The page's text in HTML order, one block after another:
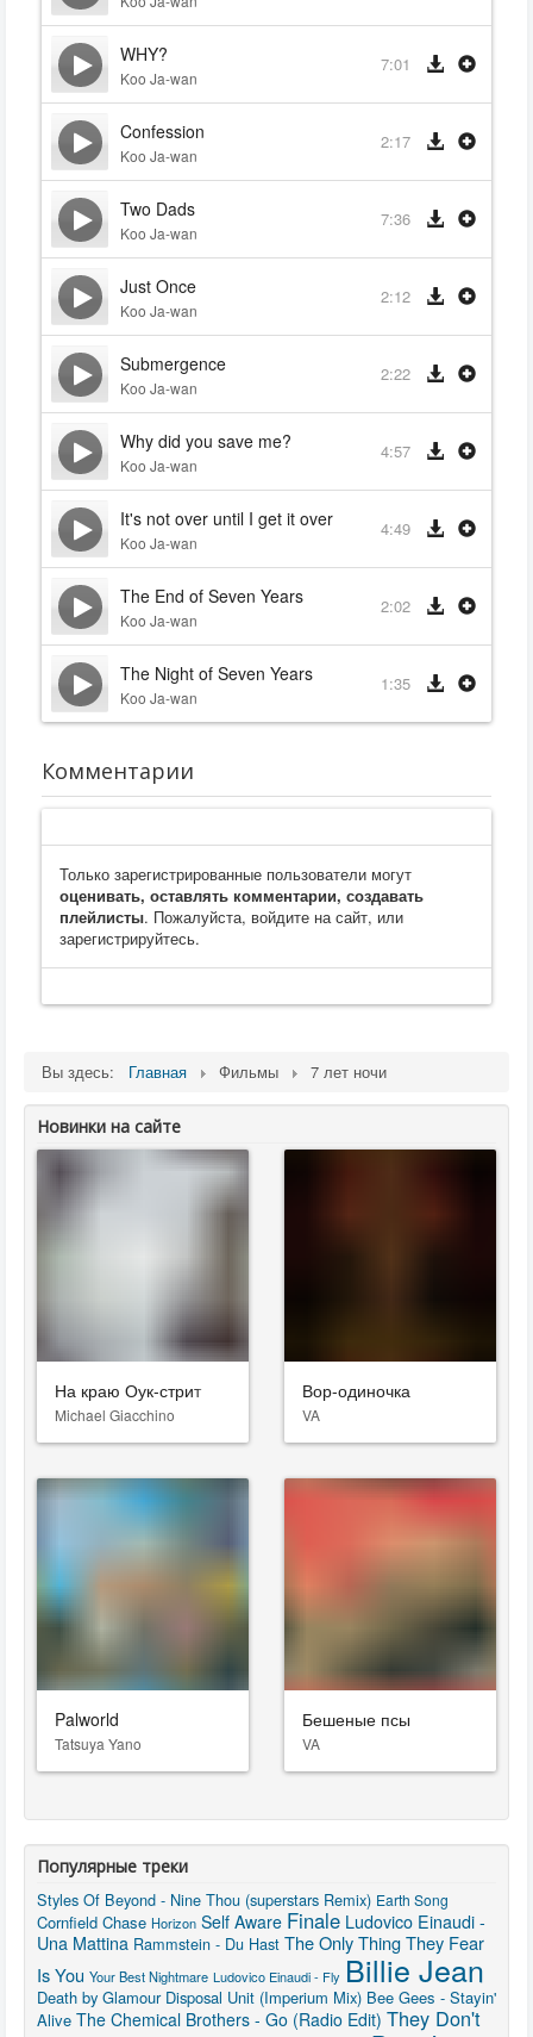
WHY?
Koo Ja-wan
7:01
Confession
Koo Ja-wan
2:17
Two Dads
Koo Ja-wan
7:36
Just Once
Koo Ja-wan
2:12
Submergence
Koo Ja-wan
2:22
Why did you save me?
Koo Ja-wan
4:57
It's not over until I get it over
Koo Ja-wan
4:49
The End of Seven Years
Koo Ja-wan
2:02
The Night of Seven Years
Koo Ja-wan
1:35
Комментарии
Только зарегистрированные пользователи могут
оценивать, оставлять комментарии, создавать
плейлисты. Пожалуйста, войдите на сайт, или
зарегистрируйтесь.
Вы здесь: Главная Фильмы 7 лет ночи
Новинки на сайте
На краю Оук-стрит
Michael Giacchino
Вор-одиночка
VA
Palworld
Tatsuya Yano
Бешеные псы
VA
Популярные треки
Styles Of Beyond - Nine Thou (superstars Remix) Earth Song
Cornfield Chase Horizon Self Aware Finale Ludovico Einaudi -
Una Mattina Rammstein - Du Hast The Only Thing They Fear
Is You Your Best Nightmare Ludovico Einaudi - Fly Billie Jean
Death by Glamour Disposal Unit (Imperium Mix) Bee Gees - Stayin'
Alive The Chemical Brothers - Go (Radio Edit) They Don't